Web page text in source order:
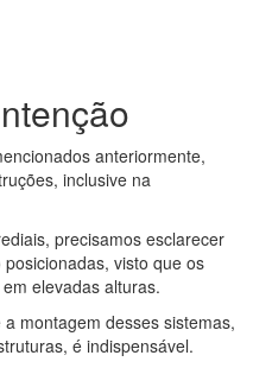
anteriormente,
inclusive na
precisamos esclarecer
visto que os
elevadas alturas.
montagem desses sistemas,
é indispensável.